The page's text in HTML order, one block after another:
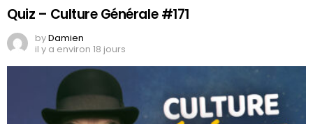
Quiz – Culture Générale #171
byDamien
il y a environ 18 jours